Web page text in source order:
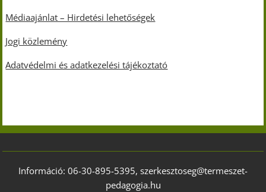
Médiaajánlat – Hirdetési lehetőségek
Jogi közlemény
Adatvédelmi és adatkezelési tájékoztató
Információ: 06-30-895-5395, szerkesztoseg@termeszet-
pedagogia.hu